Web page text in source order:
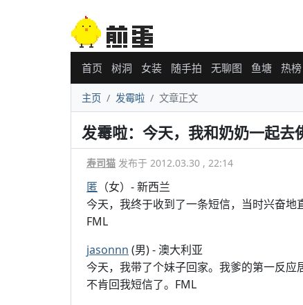
首页 树洞 女装 随手拍 无聊图 鱼塘 热榜
主页 发霉啦 文章正文
发霉啦：今天，我和奶奶一起去
寿司猫 发布于 2012.03.30 , 22:14
匿 （女）- 新西兰
今天，我终于收到了一条短信，当时兴奋地
FML
jasonnn (男) - 澳大利亚
今天，我带了个妹子回家。我爹的第一反
不肯回我短信了。FML